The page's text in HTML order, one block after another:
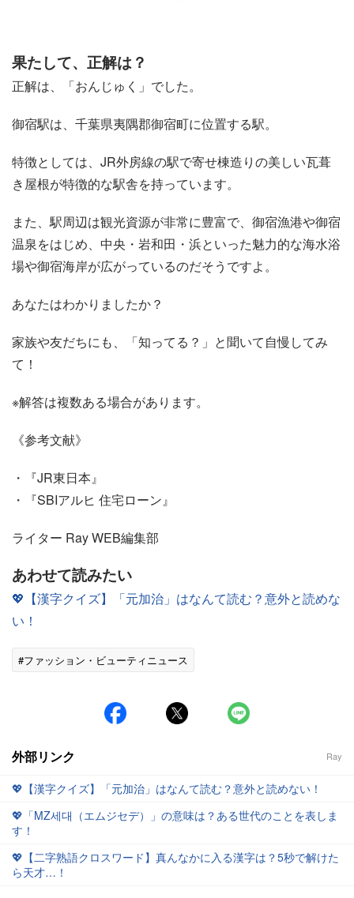
果たして、正解は？
正解は、「おんじゅく」でした。
御宿駅は、千葉県夷隅郡御宿町に位置する駅。
特徴としては、JR外房線の駅で寄せ棟造りの美しい瓦葺
き屋根が特徴的な駅舎を持っています。
また、駅周辺は観光資源が非常に豊富で、御宿漁港や御宿
温泉をはじめ、中央・岩和田・浜といった魅力的な海水浴
場や御宿海岸が広がっているのだそうですよ。
あなたはわかりましたか？
家族や友だちにも、「知ってる？」と聞いて自慢してみ
て！
※解答は複数ある場合があります。
《参考文献》
・『JR東日本』
・『SBIアルヒ 住宅ローン』
ライター Ray WEB編集部
あわせて読みたい
💖【漢字クイズ】「元加治」はなんて読む？意外と読めな
い！
#ファッション・ビューティニュース
外部リンク Ray
💖【漢字クイズ】「元加治」はなんて読む？意外と読めない！
💖「MZ세대（エムジセデ）」の意味は？ある世代のことを表しま
す！
💖【二字熟語クロスワード】真んなかに入る漢字は？5秒で解けた
ら天才…！